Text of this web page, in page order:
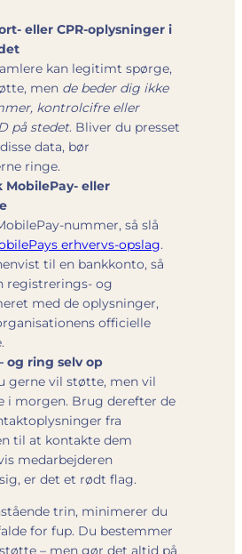
eller CPR-oplysninger i
kan legitimt spørge,
men de beder dig ikke
kontrolcifre eller
på stedet. Bliver du presset
data, bør
ringe.
eller
nummer, så slå
erhvervs-opslag.
til en bankkonto, så
registrerings- og
med de oplysninger,
officielle
og ring selv op
gerne vil støtte, men vil
i morgen. Brug derefter de
fra
til at kontakte dem
medarbejderen
er det et rødt flag.
trin, minimerer du
for fup. Du bestemmer
– men gør det altid på